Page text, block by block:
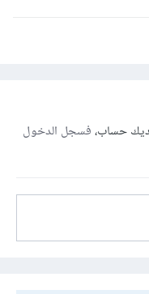
حساب،فسجل الدخول